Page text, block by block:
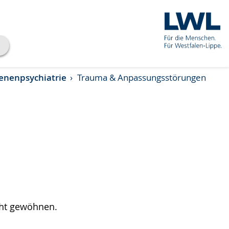
Trauma & Anpassungsstörungen
gewöhnen.